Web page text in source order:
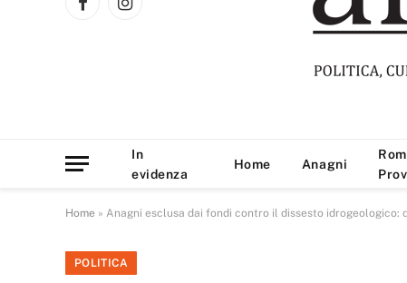
FacebookInstagram
In
evidenza
Home Anagni
Home » Anagni esclusa dai fondi contro il dissesto idrogeologico:
POLITICA